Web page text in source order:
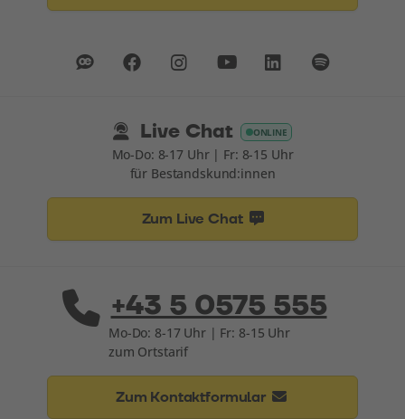
Live Chat ONLINE
Mo-Do: 8-17 Uhr | Fr: 8-15 Uhr
für Bestandskund:innen
Zum Live Chat
+43 5 0575 555
Mo-Do: 8-17 Uhr | Fr: 8-15 Uhr
zum Ortstarif
Zum Kontaktformular